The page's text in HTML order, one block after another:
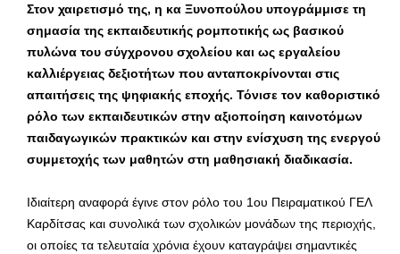
Στον χαιρετισμό της, η κα Ξυνοπούλου υπογράμμισε τη
σημασία της εκπαιδευτικής ρομποτικής ως βασικού
πυλώνα του σύγχρονου σχολείου και ως εργαλείου
καλλιέργειας δεξιοτήτων που ανταποκρίνονται στις
απαιτήσεις της ψηφιακής εποχής. Τόνισε τον καθοριστικό
ρόλο των εκπαιδευτικών στην αξιοποίηση καινοτόμων
παιδαγωγικών πρακτικών και στην ενίσχυση της ενεργού
συμμετοχής των μαθητών στη μαθησιακή διαδικασία.
Ιδιαίτερη αναφορά έγινε στον ρόλο του 1ου Πειραματικού ΓΕΛ
Καρδίτσας και συνολικά των σχολικών μονάδων της περιοχής,
οι οποίες τα τελευταία χρόνια έχουν καταγράψει σημαντικές